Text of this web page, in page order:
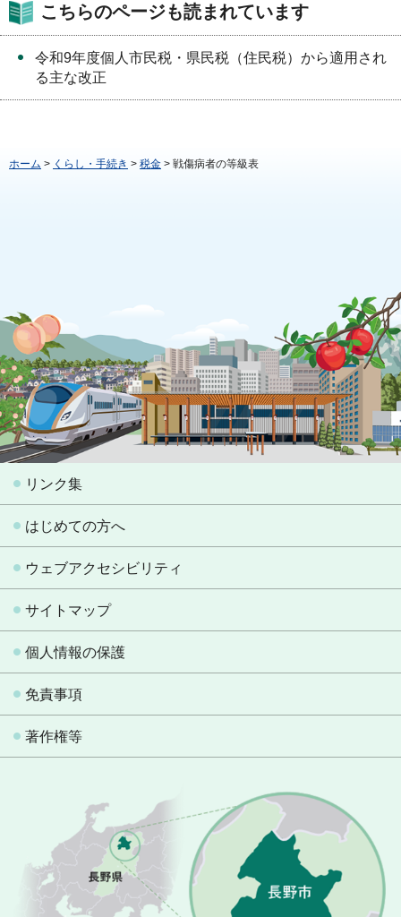
こちらのページも読まれています
令和9年度個人市民税・県民税（住民税）から適用され
る主な改正
ホーム > くらし・手続き > 税金 > 戦傷病者の等級表
リンク集
はじめての方へ
ウェブアクセシビリティ
サイトマップ
個人情報の保護
免責事項
著作権等